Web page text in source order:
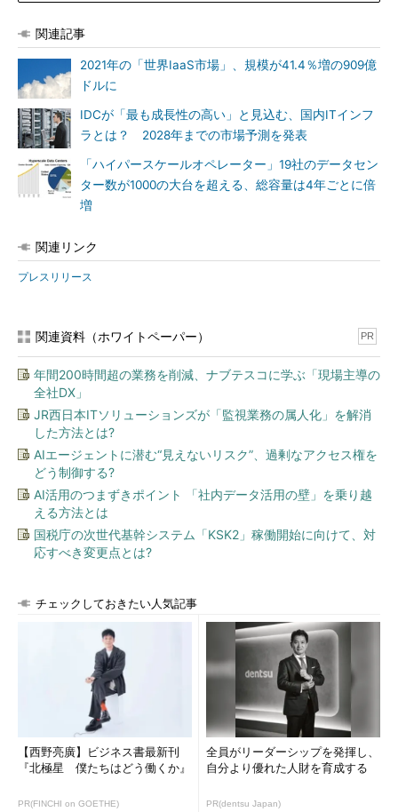
関連記事
2021年の「世界IaaS市場」、規模が41.4％増の909億
ドルに
IDCが「最も成長性の高い」と見込む、国内ITインフ
ラとは？ 2028年までの市場予測を発表
「ハイパースケールオペレーター」19社のデータセン
ター数が1000の大台を超える、総容量は4年ごとに倍
増
関連リンク
プレスリリース
関連資料（ホワイトペーパー） PR
年間200時間超の業務を削減、ナブテスコに学ぶ「現場主導の
全社DX」
JR西日本ITソリューションズが「監視業務の属人化」を解消
した方法とは?
AIエージェントに潜む“見えないリスク”、過剰なアクセス権を
どう制御する?
AI活用のつまずきポイント 「社内データ活用の壁」を乗り越
える方法とは
国税庁の次世代基幹システム「KSK2」稼働開始に向けて、対
応すべき変更点とは?
チェックしておきたい人気記事
【西野亮廣】ビジネス書最新刊
『北極星 僕たちはどう働くか』
PR(FINCHI on GOETHE)
全員がリーダーシップを発揮し、
自分より優れた人財を育成する
PR(dentsu Japan)